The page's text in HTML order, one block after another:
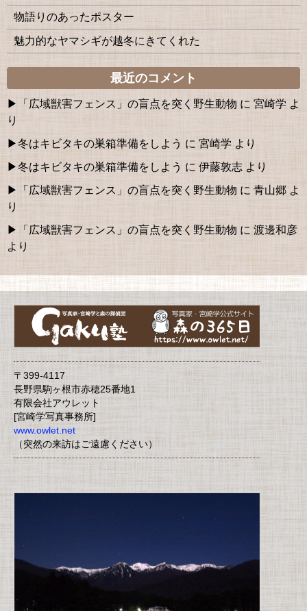
物語りのあったポスター
魅力的なヤマシギが越冬にきてくれた
最近のコメント
「広域獣害フェンス」の盲点を突く野生動物 に 宮崎学 よ
り
冬はキビタキの巣箱準備をしよう に 宮崎学 より
冬はキビタキの巣箱準備をしよう に 伊藤敦志 より
「広域獣害フェンス」の盲点を突く野生動物 に 青山郷 よ
り
「広域獣害フェンス」の盲点を突く野生動物 に 渡邊和彦
より
〒399-4117
長野県駒ヶ根市赤穂25番地1
有限会社アウレット
[宮崎学写真事務所]
www.owlet.net
（突然の来訪はご遠慮ください）